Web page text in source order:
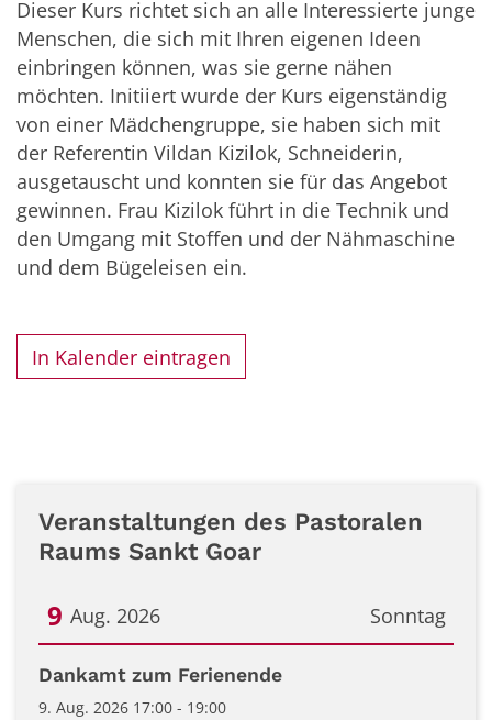
Dieser Kurs richtet sich an alle Interessierte junge
Menschen, die sich mit Ihren eigenen Ideen
einbringen können, was sie gerne nähen
möchten. Initiiert wurde der Kurs eigenständig
von einer Mädchengruppe, sie haben sich mit
der Referentin Vildan Kizilok, Schneiderin,
ausgetauscht und konnten sie für das Angebot
gewinnen. Frau Kizilok führt in die Technik und
den Umgang mit Stoffen und der Nähmaschine
und dem Bügeleisen ein.
In Kalender eintragen
Veranstaltungen des Pastoralen
Raums Sankt Goar
Sonntag
9 Aug. 2026
Datum: 9. August 2026
Dankamt zum Ferienende
9. Aug. 2026 17:00 - 19:00